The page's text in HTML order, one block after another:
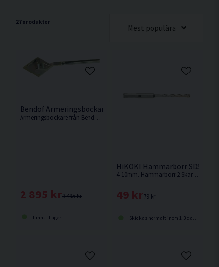
27 produkter
Mest populära
Bendof Armeringsbockare <12mm
Armeringsbockare från Bendof som klarar att bocka armeringsjärn upp till 12mm.
3 495 kr
2 895 kr
Finns i Lager
HiKOKI Hammarborr SDS+ 2
4-10mm. Hammarborr 2 Skär. SDS Plus-fäste. Arbetslängd 50mm. Totallängd 110mm.
79 kr
49 kr
Skickas normalt inom 1-3 dagar